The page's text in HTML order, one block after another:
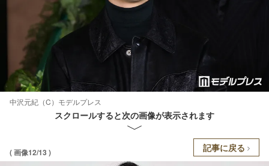
中沢元紀（C）モデルプレス
スクロールすると次の画像が表示されます
( 画像12/13 ) 記事に戻る